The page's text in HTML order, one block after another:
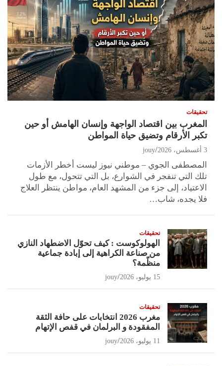
تحقيقات
المغرب بين اقتصاد الواجهة وإنسان الهامش أو حين
تكبر الأرقام وتضيق حياة المواطن
3 أغسطس، 2026 jouy
المصطفى الجوي – موطني نيوز ليست أخطر الأزمات
تلك التي تنفجر في الشوارع، بل التي تتحول، مع طول
الاعتياد، إلى جزء من المشهد العام، مواطن ينتظر العلاج
فلا يجده، شاب…
تحقيقات
الهولوكوست : كيف تحوّل الاضطهاد النازي
من صناعة الكراهية إلى إبادة جماعية
منظّمة؟
15 يوليو، 2026 jouy
تحقيقات
مغرب 2026 انتخابات على حافة الثقة
المفقودة و البرلمان في قفص الإتهام
11 يوليو، 2026 jouy